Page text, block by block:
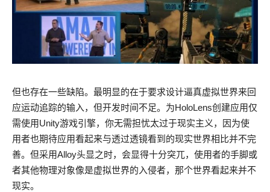
但也存在一些缺陷。最明显的在于要求设计逼真虚拟世界来回
应运动追踪的输入，但开发时间不足。为HoloLens创建应用仅
需使用Unity游戏引擎，你无需担忧太过于现实主义，因为使
用者也期待应用看起来与透过透镜看到的现实世界相比并不完
善。但采用Alloy头显之时，会显得十分突兀，使用者的手脚或
者其他物理对象像是虚拟世界的入侵者，那个世界看起来并不
现实。